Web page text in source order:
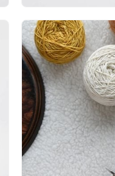
Mã giảm giá:
Ngày hết hạn:
Điều kiện: